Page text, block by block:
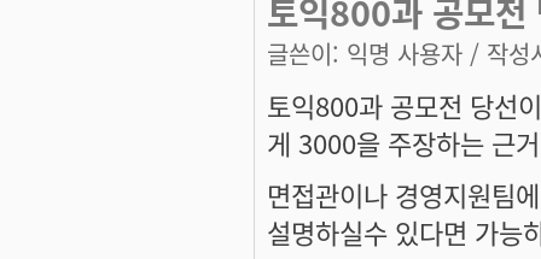
토익800과 공모전
글쓴이: 익명 사용자 / 작성
토익800과 공모전 당선
게 3000을 주장하는 근
면접관이나 경영지원팀
설명하실수 있다면 가능